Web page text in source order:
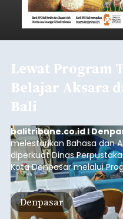
Lewat Program
Belajar Aksara
Bali
balitribune.co.id I
melestarikan Bahasa dan
diperkuat Dinas
Kota Denpasar melalui
Perpustakaan Berbasis
Tahun ini, sebanyak 63
Negeri 17 Dangin Puri
menulis Aksara Bali serta
Denpasar